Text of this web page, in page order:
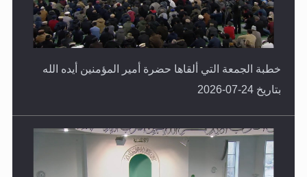
خطبة الجمعة التي ألقاها حضرة أمير المؤمنين أيده الله